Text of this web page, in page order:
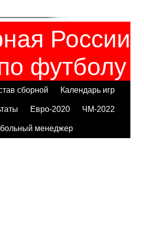
России
футболу
сборной Календарь игр
Евро-2020 ЧМ-2022
менеджер